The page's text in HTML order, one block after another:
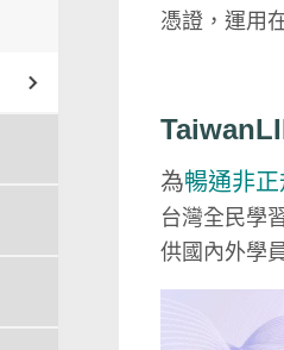
憑證，運用
為暢通非
台灣全民學
供國內外學